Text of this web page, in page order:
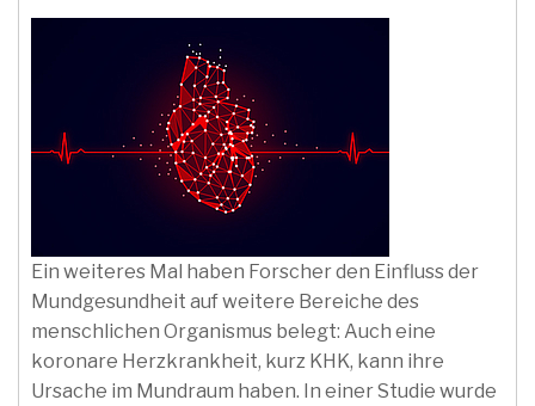
Ein weiteres Mal haben Forscher den Einfluss der
Mundgesundheit auf weitere Bereiche des
menschlichen Organismus belegt: Auch eine
koronare Herzkrankheit, kurz KHK, kann ihre
Ursache im Mundraum haben. In einer Studie wurde